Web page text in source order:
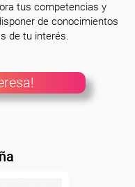
tus competencias y
de conocimientos
de tu interés.